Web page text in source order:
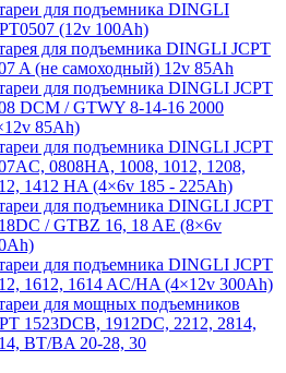
для подъемника DINGLI
(12v 100Ah)
для подъемника DINGLI JCPT
A (не самоходный) 12v 85Ah
для подъемника DINGLI JCPT
DCM / GTWY 8-14-16 2000
85Ah)
для подъемника DINGLI JCPT
0808HA, 1008, 1012, 1208,
1412 HA (4×6v 185 - 225Ah)
для подъемника DINGLI JCPT
/ GTBZ 16, 18 AE (8×6v
для подъемника DINGLI JCPT
1612, 1614 AC/HA (4×12v 300Ah)
для мощных подъемников
1523DCB, 1912DC, 2212, 2814,
BT/BA 20-28, 30